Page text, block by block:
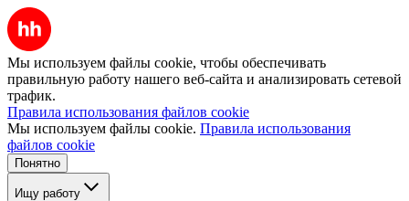
Мы используем файлы cookie, чтобы обеспечивать
правильную работу нашего веб-сайта и анализировать сетевой
трафик.
Правила использования файлов cookie
Мы используем файлы cookie. Правила использования
файлов cookie
Понятно
Ищу работу